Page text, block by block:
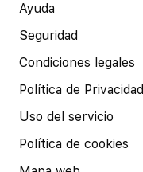
Ayuda
Seguridad
Condiciones legales
Política de Privacidad
Uso del servicio
Política de cookies